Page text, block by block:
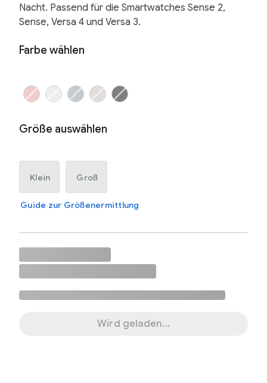
Nacht. Passend für die Smartwatches Sense 2,
Sense, Versa 4 und Versa 3.
Farbe wählen
Größe auswählen
Klein Groß
Guide zur Größenermittlung
Wird geladen...